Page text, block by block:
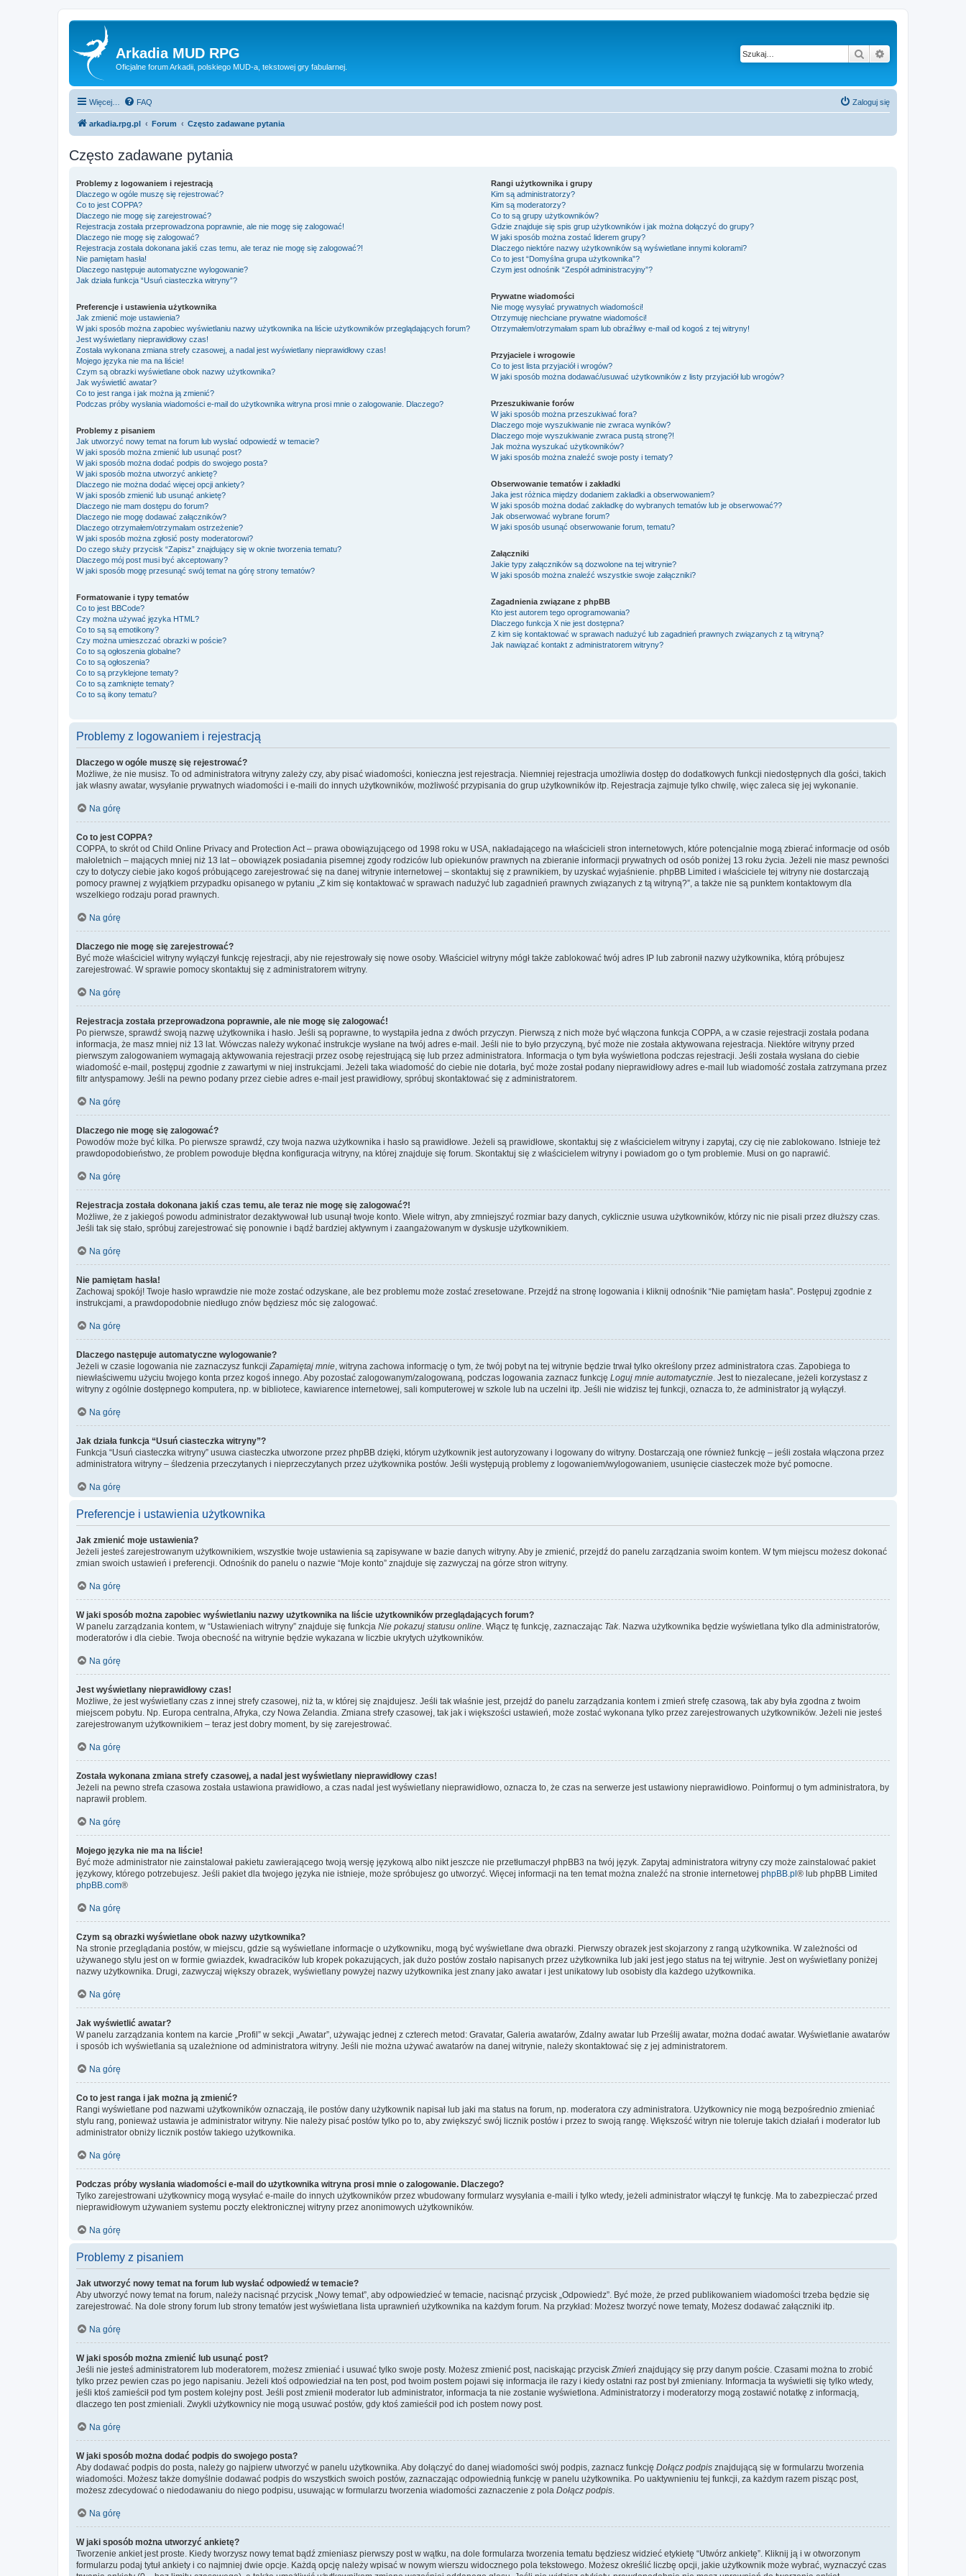
Arkadia MUD RPG
Oficjalne forum Arkadii, polskiego MUD-a, tekstowej gry fabularnej.
Szukaj
Więcej… FAQ Zaloguj się
arkadia.rpg.pl Forum Często zadawane pytania
Często zadawane pytania
Problemy z logowaniem i rejestracją
Dlaczego w ogóle muszę się rejestrować?
Co to jest COPPA?
Dlaczego nie mogę się zarejestrować?
Rejestracja została przeprowadzona poprawnie, ale nie mogę się zalogować!
Dlaczego nie mogę się zalogować?
Rejestracja została dokonana jakiś czas temu, ale teraz nie mogę się zalogować?!
Nie pamiętam hasła!
Dlaczego następuje automatyczne wylogowanie?
Jak działa funkcja “Usuń ciasteczka witryny”?
Preferencje i ustawienia użytkownika
Jak zmienić moje ustawienia?
W jaki sposób można zapobiec wyświetlaniu nazwy użytkownika na liście użytkowników przeglądających forum?
Jest wyświetlany nieprawidłowy czas!
Została wykonana zmiana strefy czasowej, a nadal jest wyświetlany nieprawidłowy czas!
Mojego języka nie ma na liście!
Czym są obrazki wyświetlane obok nazwy użytkownika?
Jak wyświetlić awatar?
Co to jest ranga i jak można ją zmienić?
Podczas próby wysłania wiadomości e-mail do użytkownika witryna prosi mnie o zalogowanie. Dlaczego?
Problemy z pisaniem
Jak utworzyć nowy temat na forum lub wysłać odpowiedź w temacie?
W jaki sposób można zmienić lub usunąć post?
W jaki sposób można dodać podpis do swojego posta?
W jaki sposób można utworzyć ankietę?
Dlaczego nie można dodać więcej opcji ankiety?
W jaki sposób zmienić lub usunąć ankietę?
Dlaczego nie mam dostępu do forum?
Dlaczego nie mogę dodawać załączników?
Dlaczego otrzymałem/otrzymałam ostrzeżenie?
W jaki sposób można zgłosić posty moderatorowi?
Do czego służy przycisk “Zapisz” znajdujący się w oknie tworzenia tematu?
Dlaczego mój post musi być akceptowany?
W jaki sposób mogę przesunąć swój temat na górę strony tematów?
Formatowanie i typy tematów
Co to jest BBCode?
Czy można używać języka HTML?
Co to są są emotikony?
Czy można umieszczać obrazki w poście?
Co to są ogłoszenia globalne?
Co to są ogłoszenia?
Co to są przyklejone tematy?
Co to są zamknięte tematy?
Co to są ikony tematu?
Rangi użytkownika i grupy
Kim są administratorzy?
Kim są moderatorzy?
Co to są grupy użytkowników?
Gdzie znajduje się spis grup użytkowników i jak można dołączyć do grupy?
W jaki sposób można zostać liderem grupy?
Dlaczego niektóre nazwy użytkowników są wyświetlane innymi kolorami?
Co to jest “Domyślna grupa użytkownika”?
Czym jest odnośnik “Zespół administracyjny”?
Prywatne wiadomości
Nie mogę wysyłać prywatnych wiadomości!
Otrzymuję niechciane prywatne wiadomości!
Otrzymałem/otrzymałam spam lub obraźliwy e-mail od kogoś z tej witryny!
Przyjaciele i wrogowie
Co to jest lista przyjaciół i wrogów?
W jaki sposób można dodawać/usuwać użytkowników z listy przyjaciół lub wrogów?
Przeszukiwanie forów
W jaki sposób można przeszukiwać fora?
Dlaczego moje wyszukiwanie nie zwraca wyników?
Dlaczego moje wyszukiwanie zwraca pustą stronę?!
Jak można wyszukać użytkowników?
W jaki sposób można znaleźć swoje posty i tematy?
Obserwowanie tematów i zakładki
Jaka jest różnica między dodaniem zakładki a obserwowaniem?
W jaki sposób można dodać zakładkę do wybranych tematów lub je obserwować??
Jak obserwować wybrane forum?
W jaki sposób usunąć obserwowanie forum, tematu?
Załączniki
Jakie typy załączników są dozwolone na tej witrynie?
W jaki sposób można znaleźć wszystkie swoje załączniki?
Zagadnienia związane z phpBB
Kto jest autorem tego oprogramowania?
Dlaczego funkcja X nie jest dostępna?
Z kim się kontaktować w sprawach nadużyć lub zagadnień prawnych związanych z tą witryną?
Jak nawiązać kontakt z administratorem witryny?
Problemy z logowaniem i rejestracją
Dlaczego w ogóle muszę się rejestrować?
Możliwe, że nie musisz. To od administratora witryny zależy czy, aby pisać wiadomości, konieczna jest rejestracja. Niemniej rejestracja umożliwia dostęp do dodatkowych funkcji niedostępnych dla gości, takich
jak własny awatar, wysyłanie prywatnych wiadomości i e-maili do innych użytkowników, możliwość przypisania do grup użytkowników itp. Rejestracja zajmuje tylko chwilę, więc zaleca się jej wykonanie.
Na górę
Co to jest COPPA?
COPPA, to skrót od Child Online Privacy and Protection Act – prawa obowiązującego od 1998 roku w USA, nakładającego na właścicieli stron internetowych, które potencjalnie mogą zbierać informacje od osób
małoletnich – mających mniej niż 13 lat – obowiązek posiadania pisemnej zgody rodziców lub opiekunów prawnych na zbieranie informacji prywatnych od osób poniżej 13 roku życia. Jeżeli nie masz pewności
czy to dotyczy ciebie jako kogoś próbującego zarejestrować się na danej witrynie internetowej – skontaktuj się z prawnikiem, by uzyskać wyjaśnienie. phpBB Limited i właściciele tej witryny nie dostarczają
pomocy prawnej z wyjątkiem przypadku opisanego w pytaniu „Z kim się kontaktować w sprawach nadużyć lub zagadnień prawnych związanych z tą witryną?”, a także nie są punktem kontaktowym dla
wszelkiego rodzaju porad prawnych.
Na górę
Dlaczego nie mogę się zarejestrować?
Być może właściciel witryny wyłączył funkcję rejestracji, aby nie rejestrowały się nowe osoby. Właściciel witryny mógł także zablokować twój adres IP lub zabronił nazwy użytkownika, którą próbujesz
zarejestrować. W sprawie pomocy skontaktuj się z administratorem witryny.
Na górę
Rejestracja została przeprowadzona poprawnie, ale nie mogę się zalogować!
Po pierwsze, sprawdź swoją nazwę użytkownika i hasło. Jeśli są poprawne, to wystąpiła jedna z dwóch przyczyn. Pierwszą z nich może być włączona funkcja COPPA, a w czasie rejestracji została podana
informacja, że masz mniej niż 13 lat. Wówczas należy wykonać instrukcje wysłane na twój adres e-mail. Jeśli nie to było przyczyną, być może nie została aktywowana rejestracja. Niektóre witryny przed
pierwszym zalogowaniem wymagają aktywowania rejestracji przez osobę rejestrującą się lub przez administratora. Informacja o tym była wyświetlona podczas rejestracji. Jeśli została wysłana do ciebie
wiadomość e-mail, postępuj zgodnie z zawartymi w niej instrukcjami. Jeżeli taka wiadomość do ciebie nie dotarła, być może został podany nieprawidłowy adres e-mail lub wiadomość została zatrzymana przez
filtr antyspamowy. Jeśli na pewno podany przez ciebie adres e-mail jest prawidłowy, spróbuj skontaktować się z administratorem.
Na górę
Dlaczego nie mogę się zalogować?
Powodów może być kilka. Po pierwsze sprawdź, czy twoja nazwa użytkownika i hasło są prawidłowe. Jeżeli są prawidłowe, skontaktuj się z właścicielem witryny i zapytaj, czy cię nie zablokowano. Istnieje też
prawdopodobieństwo, że problem powoduje błędna konfiguracja witryny, na której znajduje się forum. Skontaktuj się z właścicielem witryny i powiadom go o tym problemie. Musi on go naprawić.
Na górę
Rejestracja została dokonana jakiś czas temu, ale teraz nie mogę się zalogować?!
Możliwe, że z jakiegoś powodu administrator dezaktywował lub usunął twoje konto. Wiele witryn, aby zmniejszyć rozmiar bazy danych, cyklicznie usuwa użytkowników, którzy nic nie pisali przez dłuższy czas.
Jeśli tak się stało, spróbuj zarejestrować się ponownie i bądź bardziej aktywnym i zaangażowanym w dyskusje użytkownikiem.
Na górę
Nie pamiętam hasła!
Zachowaj spokój! Twoje hasło wprawdzie nie może zostać odzyskane, ale bez problemu może zostać zresetowane. Przejdź na stronę logowania i kliknij odnośnik “Nie pamiętam hasła”. Postępuj zgodnie z
instrukcjami, a prawdopodobnie niedługo znów będziesz móc się zalogować.
Na górę
Dlaczego następuje automatyczne wylogowanie?
Jeżeli w czasie logowania nie zaznaczysz funkcjiZapamiętaj mnie, witryna zachowa informację o tym, że twój pobyt na tej witrynie będzie trwał tylko określony przez administratora czas. Zapobiega to
niewłaściwemu użyciu twojego konta przez kogoś innego. Aby pozostać zalogowanym/zalogowaną, podczas logowania zaznacz funkcję Loguj mnie automatycznie. Jest to niezalecane, jeżeli korzystasz z
witryny z ogólnie dostępnego komputera, np. w bibliotece, kawiarence internetowej, sali komputerowej w szkole lub na uczelni itp. Jeśli nie widzisz tej funkcji, oznacza to, że administrator ją wyłączył.
Na górę
Jak działa funkcja “Usuń ciasteczka witryny”?
Funkcja “Usuń ciasteczka witryny” usuwa ciasteczka utworzone przez phpBB dzięki, którym użytkownik jest autoryzowany i logowany do witryny. Dostarczają one również funkcję – jeśli została włączona przez
administratora witryny – śledzenia przeczytanych i nieprzeczytanych przez użytkownika postów. Jeśli występują problemy z logowaniem/wylogowaniem, usunięcie ciasteczek może być pomocne.
Na górę
Preferencje i ustawienia użytkownika
Jak zmienić moje ustawienia?
Jeżeli jesteś zarejestrowanym użytkownikiem, wszystkie twoje ustawienia są zapisywane w bazie danych witryny. Aby je zmienić, przejdź do panelu zarządzania swoim kontem. W tym miejscu możesz dokonać
zmian swoich ustawień i preferencji. Odnośnik do panelu o nazwie “Moje konto” znajduje się zazwyczaj na górze stron witryny.
Na górę
W jaki sposób można zapobiec wyświetlaniu nazwy użytkownika na liście użytkowników przeglądających forum?
W panelu zarządzania kontem, w “Ustawieniach witryny” znajduje się funkcja Nie pokazuj statusu online. Włącz tę funkcję, zaznaczając Tak. Nazwa użytkownika będzie wyświetlana tylko dla administratorów,
moderatorów i dla ciebie. Twoja obecność na witrynie będzie wykazana w liczbie ukrytych użytkowników.
Na górę
Jest wyświetlany nieprawidłowy czas!
Możliwe, że jest wyświetlany czas z innej strefy czasowej, niż ta, w której się znajdujesz. Jeśli tak właśnie jest, przejdź do panelu zarządzania kontem i zmień strefę czasową, tak aby była zgodna z twoim
miejscem pobytu. Np. Europa centralna, Afryka, czy Nowa Zelandia. Zmiana strefy czasowej, tak jak i większości ustawień, może zostać wykonana tylko przez zarejestrowanych użytkowników. Jeżeli nie jesteś
zarejestrowanym użytkownikiem – teraz jest dobry moment, by się zarejestrować.
Na górę
Została wykonana zmiana strefy czasowej, a nadal jest wyświetlany nieprawidłowy czas!
Jeżeli na pewno strefa czasowa została ustawiona prawidłowo, a czas nadal jest wyświetlany nieprawidłowo, oznacza to, że czas na serwerze jest ustawiony nieprawidłowo. Poinformuj o tym administratora, by
naprawił problem.
Na górę
Mojego języka nie ma na liście!
Być może administrator nie zainstalował pakietu zawierającego twoją wersję językową albo nikt jeszcze nie przetłumaczył phpBB3 na twój język. Zapytaj administratora witryny czy może zainstalować pakiet
językowy, którego potrzebujesz. Jeśli pakiet dla twojego języka nie istnieje, może spróbujesz go utworzyć. Więcej informacji na ten temat można znaleźć na stronie internetowej phpBB.pl ® lub phpBB Limited
phpBB.com®
Na górę
Czym są obrazki wyświetlane obok nazwy użytkownika?
Na stronie przeglądania postów, w miejscu, gdzie są wyświetlane informacje o użytkowniku, mogą być wyświetlane dwa obrazki. Pierwszy obrazek jest skojarzony z rangą użytkownika. W zależności od
używanego stylu jest on w formie gwiazdek, kwadracików lub kropek pokazujących, jak dużo postów zostało napisanych przez użytkownika lub jaki jest jego status na tej witrynie. Jest on wyświetlany poniżej
nazwy użytkownika. Drugi, zazwyczaj większy obrazek, wyświetlany powyżej nazwy użytkownika jest znany jako awatar i jest unikatowy lub osobisty dla każdego użytkownika.
Na górę
Jak wyświetlić awatar?
W panelu zarządzania kontem na karcie „Profil” w sekcji „Awatar”, używając jednej z czterech metod: Gravatar, Galeria awatarów, Zdalny awatar lub Prześlij awatar, można dodać awatar. Wyświetlanie awatarów
i sposób ich wyświetlania są uzależnione od administratora witryny. Jeśli nie można używać awatarów na danej witrynie, należy skontaktować się z jej administratorem.
Na górę
Co to jest ranga i jak można ją zmienić?
Rangi wyświetlane pod nazwami użytkowników oznaczają, ile postów dany użytkownik napisał lub jaki ma status na forum, np. moderatora czy administratora. Użytkownicy nie mogą bezpośrednio zmieniać
stylu rang, ponieważ ustawia je administrator witryny. Nie należy pisać postów tylko po to, aby zwiększyć swój licznik postów i przez to swoją rangę. Większość witryn nie toleruje takich działań i moderator lub
administrator obniży licznik postów takiego użytkownika.
Na górę
Podczas próby wysłania wiadomości e-mail do użytkownika witryna prosi mnie o zalogowanie. Dlaczego?
Tylko zarejestrowani użytkownicy mogą wysyłać e-maile do innych użytkowników przez wbudowany formularz wysyłania e-maili i tylko wtedy, jeżeli administrator włączył tę funkcję. Ma to zabezpieczać przed
nieprawidłowym używaniem systemu poczty elektronicznej witryny przez anonimowych użytkowników.
Na górę
Problemy z pisaniem
Jak utworzyć nowy temat na forum lub wysłać odpowiedź w temacie?
Aby utworzyć nowy temat na forum, należy nacisnąć przycisk „Nowy temat”, aby odpowiedzieć w temacie, nacisnąć przycisk „Odpowiedz”. Być może, że przed publikowaniem wiadomości trzeba będzie się
zarejestrować. Na dole strony forum lub strony tematów jest wyświetlana lista uprawnień użytkownika na każdym forum. Na przykład: Możesz tworzyć nowe tematy, Możesz dodawać załączniki itp.
Na górę
W jaki sposób można zmienić lub usunąć post?
Jeśli nie jesteś administratorem lub moderatorem, możesz zmieniać i usuwać tylko swoje posty. Możesz zmienić post, naciskając przyciskZmień znajdujący się przy danym poście. Czasami można to zrobić
tylko przez pewien czas po jego napisaniu. Jeżeli ktoś odpowiedział na ten post, pod twoim postem pojawi się informacja ile razy i kiedy ostatni raz post był zmieniany. Informacja ta wyświetli się tylko wtedy,
jeśli ktoś zamieścił pod tym postem kolejny post. Jeśli post zmienił moderator lub administrator, informacja ta nie zostanie wyświetlona. Administratorzy i moderatorzy mogą zostawić notatkę z informacją,
dlaczego ten post zmieniali. Zwykli użytkownicy nie mogą usuwać postów, gdy ktoś zamieścił pod ich postem nowy post.
Na górę
W jaki sposób można dodać podpis do swojego posta?
Aby dodawać podpis do posta, należy go najpierw utworzyć w panelu użytkownika. Aby dołączyć do danej wiadomości swój podpis, zaznacz funkcję Dołącz podpis znajdującą się w formularzu tworzenia
wiadomości. Możesz także domyślnie dodawać podpis do wszystkich swoich postów, zaznaczając odpowiednią funkcję w panelu użytkownika. Po uaktywnieniu tej funkcji, za każdym razem pisząc post,
możesz zdecydować o niedodawaniu do niego podpisu, usuwając w formularzu tworzenia wiadomości zaznaczenie z pola Dołącz podpis.
Na górę
W jaki sposób można utworzyć ankietę?
Tworzenie ankiet jest proste. Kiedy tworzysz nowy temat bądź zmieniasz pierwszy post w wątku, na dole formularza tworzenia tematu będziesz widzieć etykietę “Utwórz ankietę”. Kliknij ją i w otworzonym
formularzu podaj tytuł ankiety i co najmniej dwie opcje. Każdą opcję należy wpisać w nowym wierszu widocznego pola tekstowego. Możesz określić liczbę opcji, jakie użytkownik może wybrać, wyznaczyć czas